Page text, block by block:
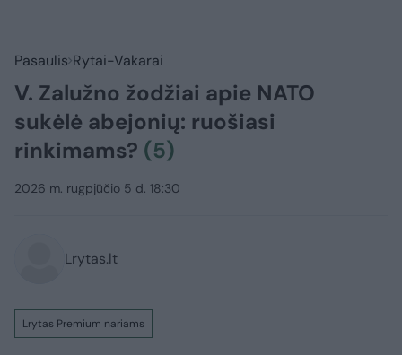
Pasaulis Rytai-Vakarai
V. Zalužno žodžiai apie NATO
sukėlė abejonių: ruošiasi
rinkimams? (5)
2026 m. rugpjūčio 5 d. 18:30
Lrytas.lt
Lrytas Premium nariams